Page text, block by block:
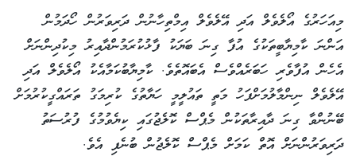
މިއަހަރުގެ އޯލެވެލް އަދި އޭލެވެލް އިމްތިހާނުން ދަރިވަރުން ހޯދަމުން
އަންނަ ކާމިޔާބީތަކުގެ އުފާ ގިނަ ބަޔަކު ފާޅުކުރަމުންދާއިރު މިކުދިންނަށް
އެހެން އުފާވެރި ހަބަރެއްވެސް އެބައޮތެވެ. ކާމިޔާބުކަމާއެކު އޯލެވެލް އަދި
އޭލެވެލް ނިންމާލުމަށްފަހު މަތީ ތައުލީމީ ހަޔާތުގެ ކުރިމަގު ތަރައްގީކުރުމަށް
ބޭނުންވާ ގިނަ ދާއިރާތަކުން މެޕްސް ކޮލެޖުގައި ކިޔެވުމުގެ ފުރުސަތު
ދަރިވަރުންނަށް އޮތް ކަމަށް މެޕްސް ކޮލެޖުން ބުނެފި އެވެ.